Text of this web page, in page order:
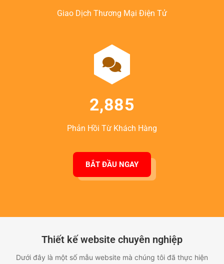
Giao Dịch Thương Mại Điện Tử
2,885
Phản Hồi Từ Khách Hàng
BẮT ĐẦU NGAY
Thiết kế website chuyên nghiệp
Dưới đây là một số mẫu website mà chúng tôi đã thực hiện